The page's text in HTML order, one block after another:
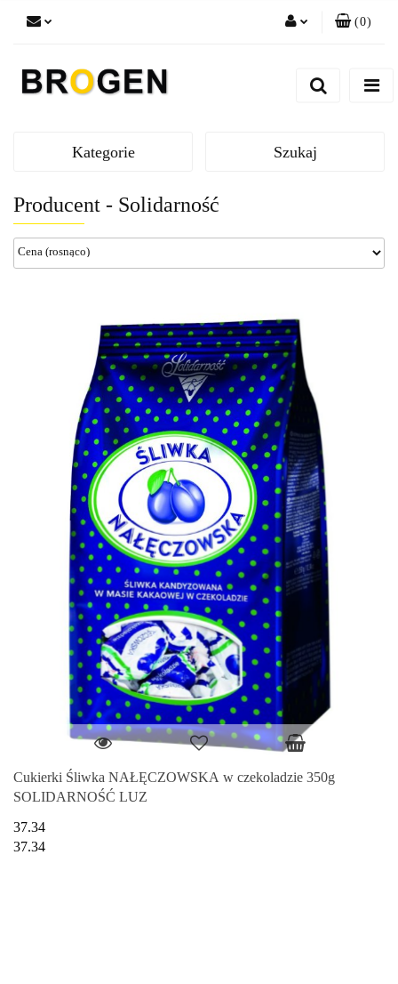
Zgody cookies
(0)
Kategorie Szukaj
Producent - Solidarność
Cukierki Śliwka NAŁĘCZOWSKA w czekoladzie 350g
SOLIDARNOŚĆ LUZ
37.34
37.34